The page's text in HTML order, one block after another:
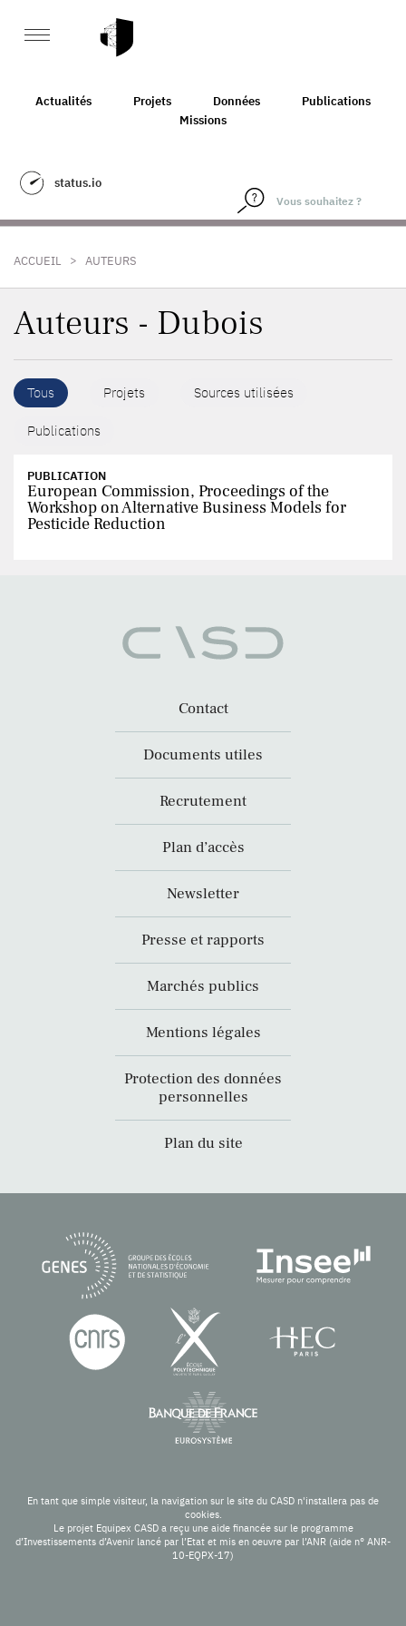
Actualités Projets Données
Publications
Missions
status.io
ACCUEIL > AUTEURS
Auteurs - Dubois
Tous Projets Sources utilisées
Publications
PUBLICATION
European Commission, Proceedings of the
Workshop on Alternative Business Models for
Pesticide Reduction
Contact
Documents utiles
Recrutement
Plan d’accès
Newsletter
Presse et rapports
Marchés publics
Mentions légales
Protection des données
personnelles
Plan du site
En tant que simple visiteur, la navigation sur le site du CASD n'installera pas de
cookies.
Le projet Equipex CASD a reçu une aide financée sur le programme
d’Investissements d’Avenir lancé par l’Etat et mis en oeuvre par l’ANR (aide n° ANR-
10-EQPX-17)